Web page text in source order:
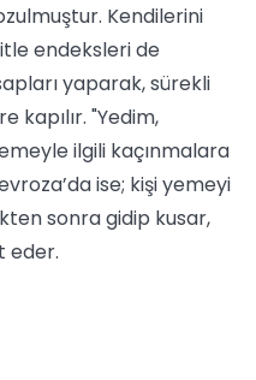
Kendilerini
endeksleri de
yaparak, sürekli
kapılır. "Yedim,
ilgili kaçınmalara
ise; kişi yemeyi
sonra gidip kusar,
eder.